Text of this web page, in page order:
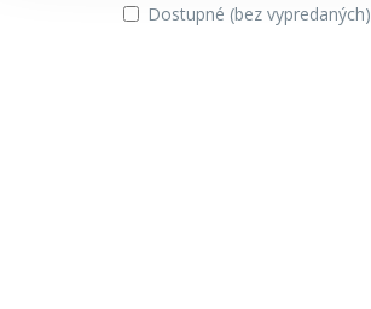
Dostupné (bez vypredaných)